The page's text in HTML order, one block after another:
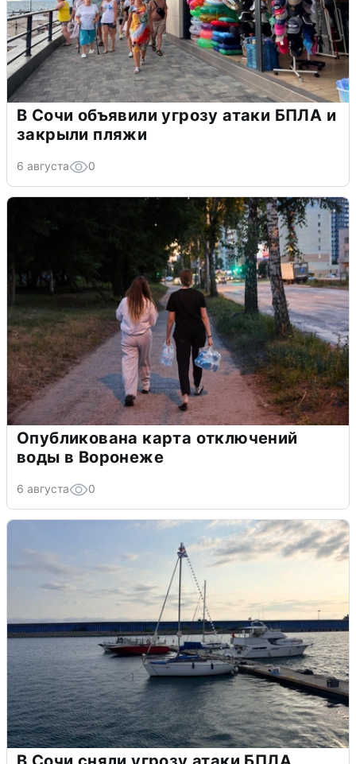
В Сочи объявили угрозу атаки БПЛА и
закрыли пляжи
6 августа 0
Опубликована карта отключений
воды в Воронеже
6 августа 0